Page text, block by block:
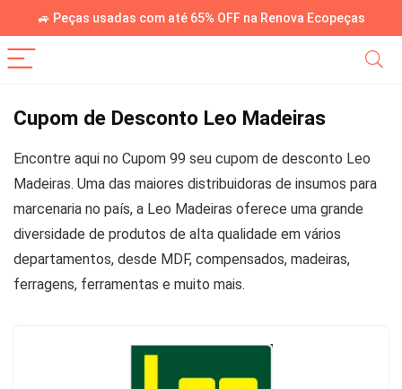
🚙 Peças usadas com até 65% OFF na Renova Ecopeças
Cupom de Desconto Leo Madeiras
Encontre aqui no Cupom 99 seu cupom de desconto Leo
Madeiras. Uma das maiores distribuidoras de insumos para
marcenaria no país, a Leo Madeiras oferece uma grande
diversidade de produtos de alta qualidade em vários
departamentos, desde MDF, compensados, madeiras,
ferragens, ferramentas e muito mais.